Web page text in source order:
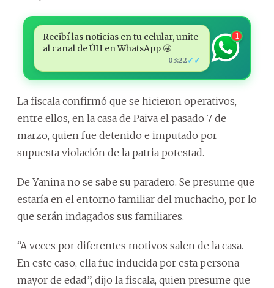
Recibí las noticias en tu celular, unite
al canal de ÚH en WhatsApp 🤩
03:22 ✓✓
1
La fiscala confirmó que se hicieron operativos,
entre ellos, en la casa de Paiva el pasado 7 de
marzo, quien fue detenido e imputado por
supuesta violación de la patria potestad.
De Yanina no se sabe su paradero. Se presume que
estaría en el entorno familiar del muchacho, por lo
que serán indagados sus familiares.
“A veces por diferentes motivos salen de la casa.
En este caso, ella fue inducida por esta persona
mayor de edad”, dijo la fiscala, quien presume que